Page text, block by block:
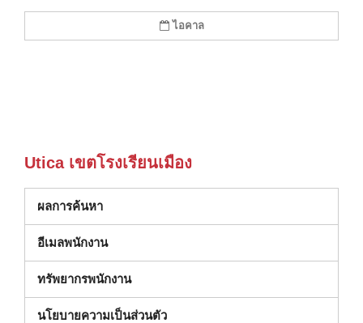
ไอคาล
Utica เขตโรงเรียนเมือง
ผลการค้นหา
อีเมลพนักงาน
ทรัพยากรพนักงาน
นโยบายความเป็นส่วนตัว